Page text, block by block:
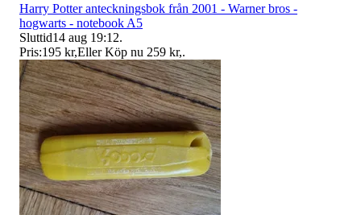
Harry Potter anteckningsbok från 2001 - Warner bros -
hogwarts - notebook A5
Sluttid14 aug 19:12.
Pris:195 kr,Eller Köp nu 259 kr,.